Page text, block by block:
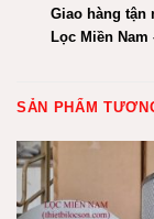
Giao hàng tận
Lọc Miền
SẢN PHẨM